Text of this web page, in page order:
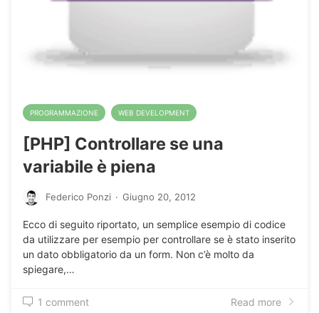
PROGRAMMAZIONE WEB DEVELOPMENT
[PHP] Controllare se una
variabile è piena
Federico Ponzi · Giugno 20, 2012
Ecco di seguito riportato, un semplice esempio di codice
da utilizzare per esempio per controllare se è stato inserito
un dato obbligatorio da un form. Non c’è molto da
spiegare,…
1 comment Read more